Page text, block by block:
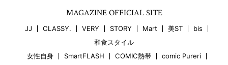
MAGAZINE OFFICIAL SITE
JJ CLASSY. VERY STORY Mart 美ST
bis
和食スタイル
女性自身
SmartFLASH COMIC熱帯 comic Pureri